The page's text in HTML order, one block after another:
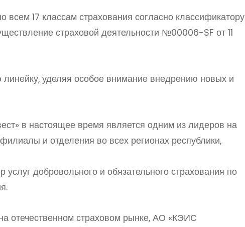
17 классам страхования согласно классификатору
страховой деятельности №00006-SF от 11
линейку, уделяя особое внимание внедрению новых и
в настоящее время является одним из лидеров на
и отделения во всех регионах республики,
добровольного и обязательного страхования по
отечественном страховом рынке, АО «КЭИС